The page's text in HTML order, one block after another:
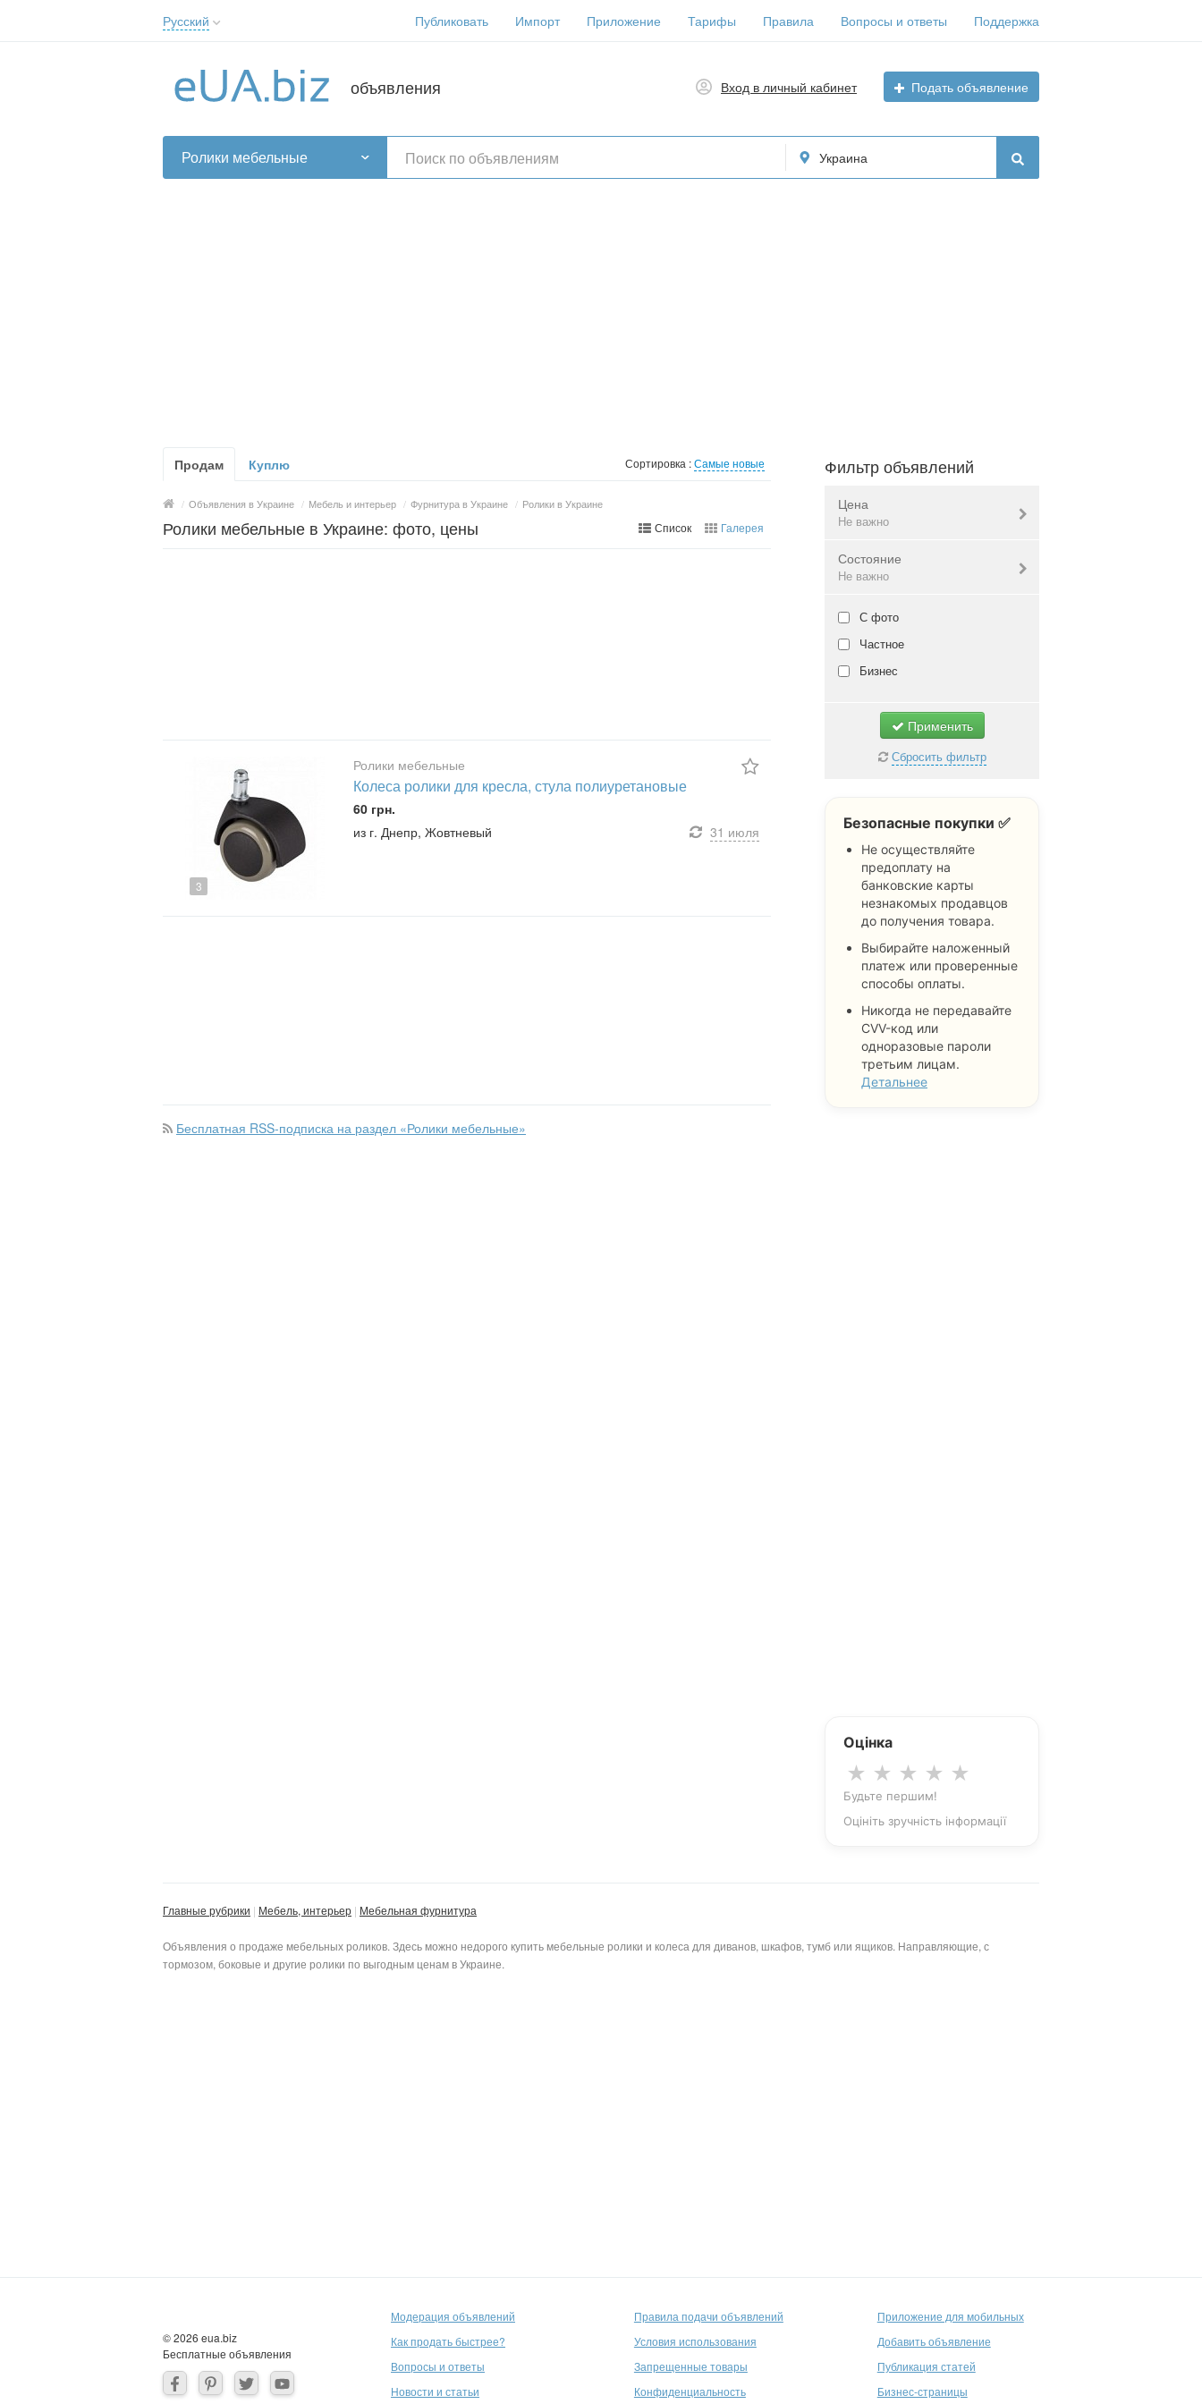
Русский
Українська
Публиковать Импорт Приложение Тарифы Правила Вопросы и ответы Поддержка
объявления Вход в личный кабинет Подать объявление
Ролики мебельные Украина
Продам Куплю Сортировка :Самые новые
/ Объявления в Украине / Мебель и интерьер / Фурнитура в Украине / Ролики в Украине
Ролики мебельные в Украине: фото, цены Список Галерея
3
Ролики мебельные
Колеса ролики для кресла, стула полиуретановые
60 грн.
из г. Днепр, Жовтневый
31 июля
Бесплатная RSS-подписка на раздел «Ролики мебельные»
Фильтр объявлений
Цена
Не важно
Валюта:грн.
Не важно
Состояние
Не важно
Новое
Б/у
Не важно
С фото
Частное
Бизнес
Применить
Сбросить фильтр
Безопасные покупки ✅
Не осуществляйте
предоплату на
банковские карты
незнакомых продавцов
до получения товара.
Выбирайте наложенный
платеж или проверенные
способы оплаты.
Никогда не передавайте
CVV-код или
одноразовые пароли
третьим лицам.
Детальнее
Оцінка
★ ★ ★ ★ ★
Будьте першим!
Оцініть зручність інформації
Главные рубрики Мебель, интерьер Мебельная фурнитура
Объявления о продаже мебельных роликов. Здесь можно недорого купить мебельные ролики и колеса для диванов, шкафов, тумб или ящиков. Направляющие, с
тормозом, боковые и другие ролики по выгодным ценам в Украине.
© 2026 eua.biz
Бесплатные объявления
Модерация объявлений
Как продать быстрее?
Вопросы и ответы
Новости и статьи
Правила подачи объявлений
Условия использования
Запрещенные товары
Конфиденциальность
Приложение для мобильных
Добавить объявление
Публикация статей
Бизнес-страницы